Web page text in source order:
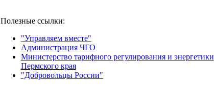
Полезные ссылки:
"Управляем вместе"
Администрация ЧГО
Министерство тарифного регулирования и энергетики
Пермского края
"Добровольцы России"